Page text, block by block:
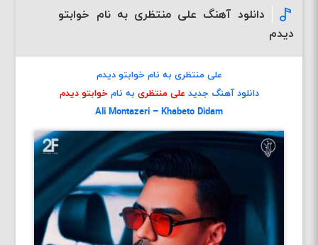
دانلود آهنگ علی منتظری به نام خوابتو
دیدم
علی منتظری به نام خوابتو دیدم
دانلود آهنگ جدید علی منتظری به نام خوابتو دیدم
Ali Montazeri – Khabeto Didam